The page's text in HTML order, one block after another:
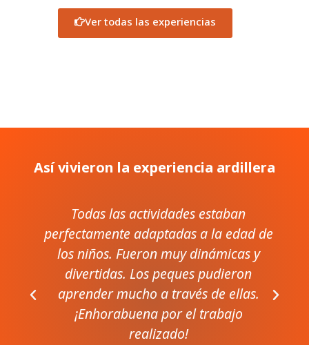
Ver todas las experiencias
Así vivieron la experiencia ardillera
Todas las actividades estaban
perfectamente adaptadas a la edad de
los niños. Fueron muy dinámicas y
divertidas. Los peques pudieron
aprender mucho a través de ellas.
¡Enhorabuena por el trabajo
realizado!